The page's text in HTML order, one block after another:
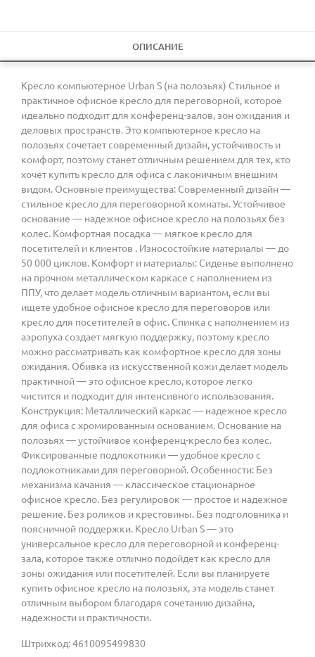
ОПИСАНИЕ
Кресло компьютерное Urban S (на полозьях) Стильное и
практичное офисное кресло для переговорной, которое
идеально подходит для конференц-залов, зон ожидания и
деловых пространств. Это компьютерное кресло на
полозьях сочетает современный дизайн, устойчивость и
комфорт, поэтому станет отличным решением для тех, кто
хочет купить кресло для офиса с лаконичным внешним
видом. Основные преимущества: Современный дизайн —
стильное кресло для переговорной комнаты. Устойчивое
основание — надежное офисное кресло на полозьях без
колес. Комфортная посадка — мягкое кресло для
посетителей и клиентов . Износостойкие материалы — до
50 000 циклов. Комфорт и материалы: Сиденье выполнено
на прочном металлическом каркасе с наполнением из
ППУ, что делает модель отличным вариантом, если вы
ищете удобное офисное кресло для переговоров или
кресло для посетителей в офис. Спинка с наполнением из
аэропуха создает мягкую поддержку, поэтому кресло
можно рассматривать как комфортное кресло для зоны
ожидания. Обивка из искусственной кожи делает модель
практичной — это офисное кресло, которое легко
чистится и подходит для интенсивного использования.
Конструкция: Металлический каркас — надежное кресло
для офиса с хромированным основанием. Основание на
полозьях — устойчивое конференц-кресло без колес.
Фиксированные подлокотники — удобное кресло с
подлокотниками для переговорной. Особенности: Без
механизма качания — классическое стационарное
офисное кресло. Без регулировок — простое и надежное
решение. Без роликов и крестовины. Без подголовника и
поясничной поддержки. Кресло Urban S — это
универсальное кресло для переговорной и конференц-
зала, которое также отлично подойдет как кресло для
зоны ожидания или посетителей. Если вы планируете
купить офисное кресло на полозьях, эта модель станет
отличным выбором благодаря сочетанию дизайна,
надежности и практичности.
Штрихкод: 4610095499830